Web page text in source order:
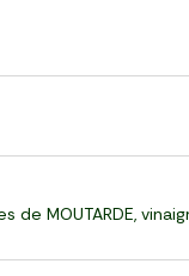
de MOUTARDE,